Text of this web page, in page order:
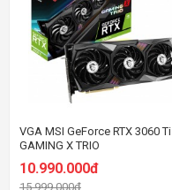
VGA MSI GeForce RTX 3060 Ti
GAMING X TRIO
10.990.000đ
15.999.000đ